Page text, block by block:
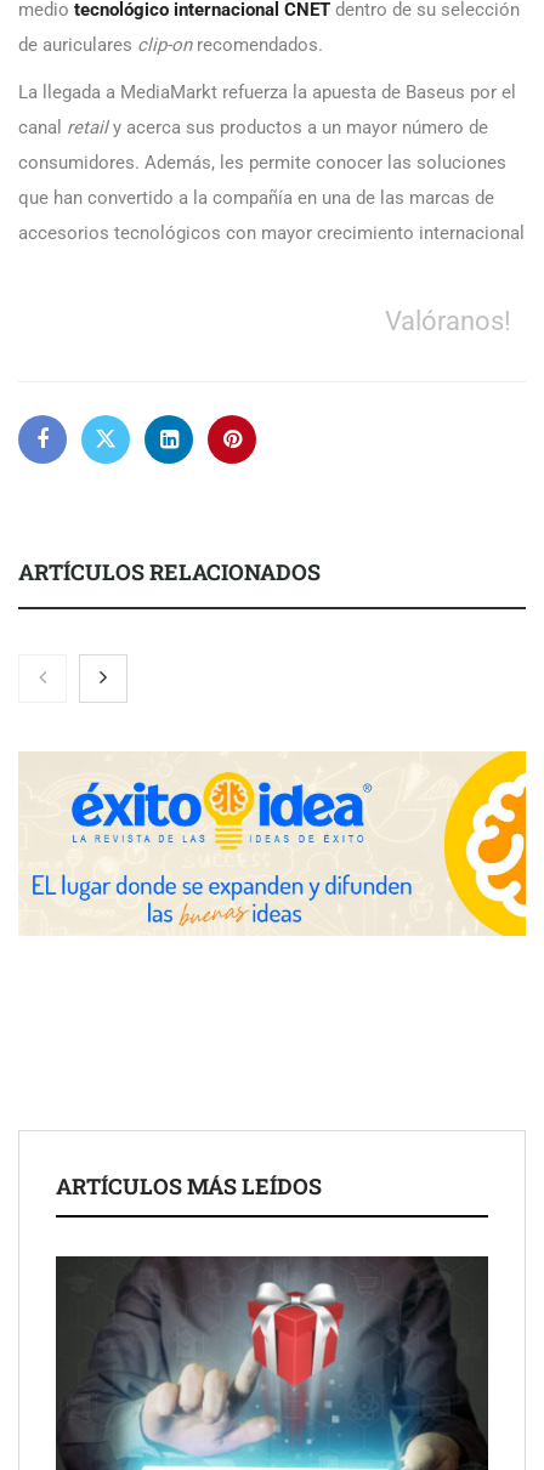
medio tecnológico internacional CNET dentro de su selección
de auriculares clip-on recomendados.
La llegada a MediaMarkt refuerza la apuesta de Baseus por el
canal retaily acerca sus productos a un mayor número de
consumidores. Además, les permite conocer las soluciones
que han convertido a la compañía en una de las marcas de
accesorios tecnológicos con mayor crecimiento internacional
Valóranos!
ARTÍCULOS RELACIONADOS
Brisas del Estrecho abastece a la hostelería de Sevilla
conectando lonjas con establecimientos
ARTÍCULOS MÁS LEÍDOS